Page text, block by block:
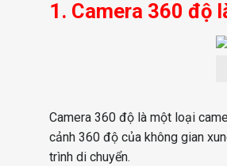
1. Camera 360 độ
Camera 360 độ là một loại
cảnh 360 độ của không gian
trình di chuyển.